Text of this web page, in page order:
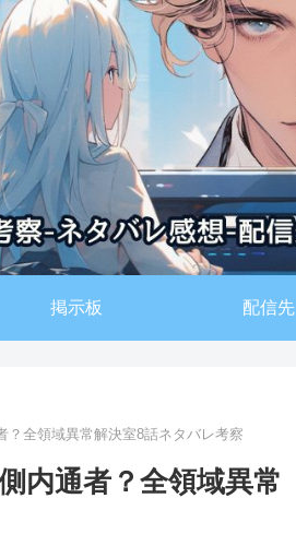
掲示板 配信先
？全領域異常解決室8話ネタバレ考察
内通者？全領域異常